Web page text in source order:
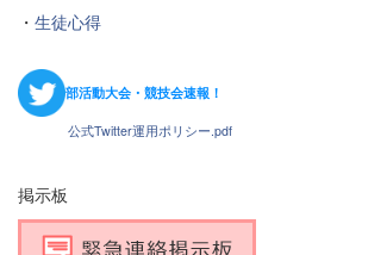
・ 生徒心得
部活動大会・競技会速報！
公式Twitter運用ポリシー.pdf
掲示板